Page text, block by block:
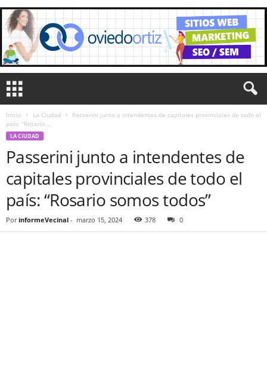
Inicio La Ciudad
Passerini junto a intendentes de capitales provinciales de todo el
país: “Rosario...
LA CIUDAD
Passerini junto a intendentes de
capitales provinciales de todo el
país: “Rosario somos todos”
Por informeVecinal - marzo 15, 2024 378 0